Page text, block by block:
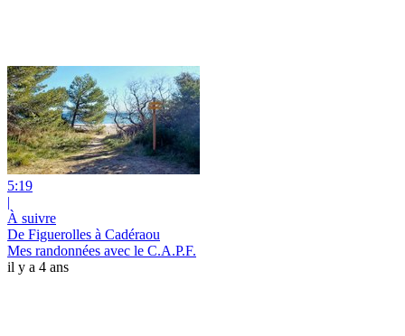
5:19
|
À suivre
De Figuerolles à Cadéraou
Mes randonnées avec le C.A.P.F.
il y a 4 ans